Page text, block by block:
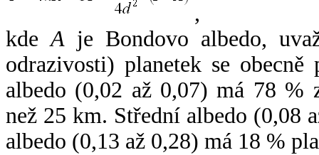
,
kdeA je Bondovo albedo,
odrazivosti) planetek se
albedo (0,02 až 0,07) má 78 %
než 25 km. Střední albedo (0,08
albedo (0,13 až 0,28) má 18 %